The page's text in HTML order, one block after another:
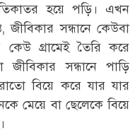
হয়ে পড়ি। এখন
জীবিকার সন্ধানে কেউবা
গ্রামেই তৈরি করে
জীবিকার সন্ধানে পাড়ি
বিয়ে করে যার যার
মেয়ে বা ছেলেকে বিয়ে